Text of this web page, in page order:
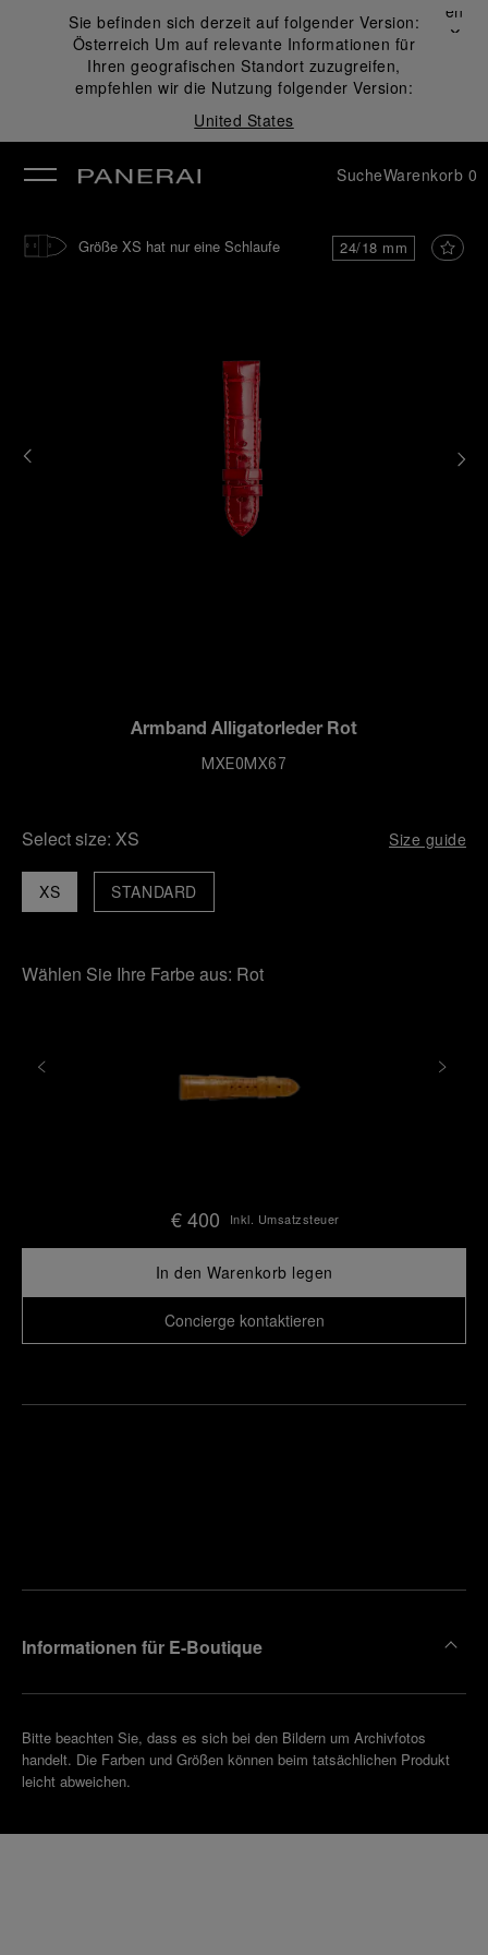
Sie befinden sich derzeit auf folgender Version:
Österreich Um auf relevante Informationen für
Ihren geografischen Standort zuzugreifen,
empfehlen wir die Nutzung folgender Version:
United States
Schließen
✕
SucheWarenkorb 0
24/18 mm
Größe XS hat nur eine Schlaufe
Armband Alligatorleder Rot
MXE0MX67
Select size: XS Size guide
XS STANDARD
Wählen Sie Ihre Farbe aus: Rot
€ 400 Inkl. Umsatzsteuer
In den Warenkorb legen
Concierge kontaktieren
Informationen für E-Boutique
Bitte beachten Sie, dass es sich bei den Bildern um Archivfotos
handelt. Die Farben und Größen können beim tatsächlichen Produkt
leicht abweichen.